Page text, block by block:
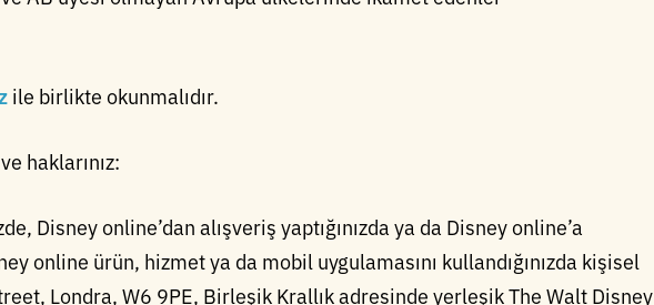
ile birlikte okunmalıdır.
haklarınız:
Disney online’dan alışveriş yaptığınızda ya da Disney online’a
online ürün, hizmet ya da mobil uygulamasını kullandığınızda kişisel
Londra, W6 9PE, Birleşik Krallık adresinde yerleşik The Walt Disney